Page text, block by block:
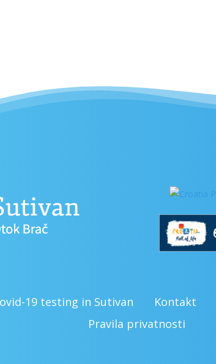
19 testing in Sutivan Kontakt
Pravila privatnosti